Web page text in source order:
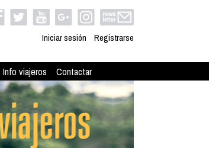
Iniciar sesión Registrarse
Info viajeros Contactar